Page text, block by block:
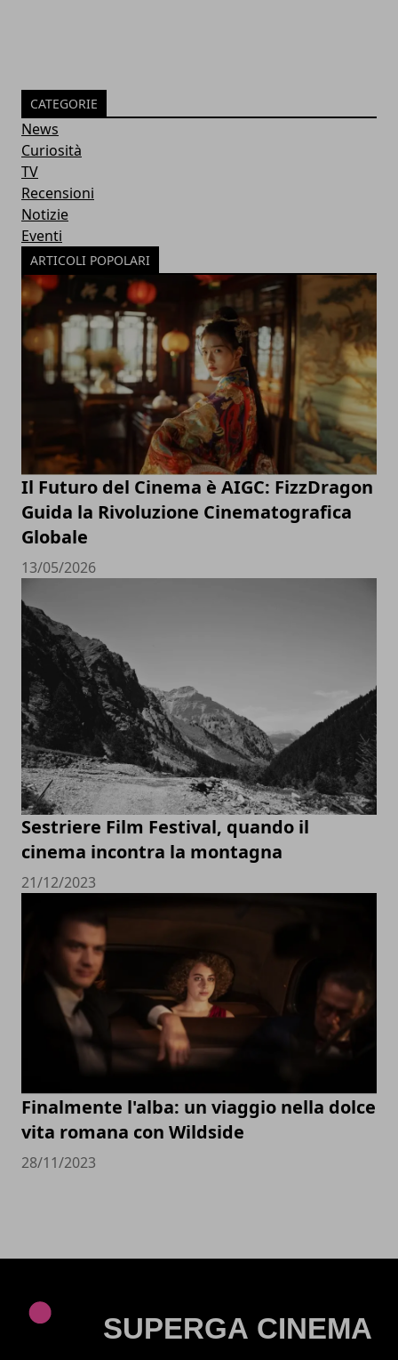
CATEGORIE
News
Curiosità
TV
Recensioni
Notizie
Eventi
ARTICOLI POPOLARI
Il Futuro del Cinema è AIGC: FizzDragon
Guida la Rivoluzione Cinematografica
Globale
13/05/2026
Sestriere Film Festival, quando il
cinema incontra la montagna
21/12/2023
Finalmente l'alba: un viaggio nella dolce
vita romana con Wildside
28/11/2023